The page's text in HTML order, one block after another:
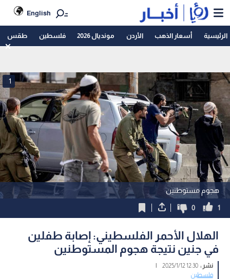
English
الرئيسية أسعار الذهب الأردن مونديال 2026 فلسطين طقس
هجوم مستوطنين
1
1
0
الهلال الأحمر الفلسطيني: إصابة طفلين
في جنين نتيجة هجوم المستوطنين
نشر :12:30 2025/1/12
|
فلسطين